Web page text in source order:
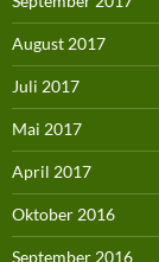
August 2017
Juli 2017
Mai 2017
April 2017
Oktober 2016
September 2016